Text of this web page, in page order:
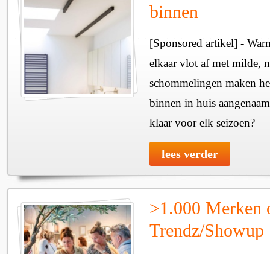
binnen
[Sponsored artikel] -
elkaar vlot af met milde,
schommelingen maken
binnen in huis
klaar voor elk seizoen?
lees verder
>1.000 Merken
Trendz/Showup